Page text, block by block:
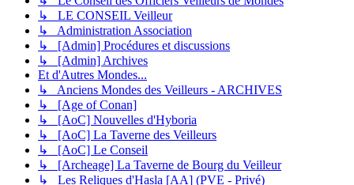
↳ LE CONSEIL Veilleur
↳ Administration Association
↳ [Admin] Procédures et discussions
↳ [Admin] Archives
Et d'Autres Mondes...
↳ Anciens Mondes des Veilleurs - ARCHIVES
↳ [Age of Conan]
↳ [AoC] Nouvelles d'Hyboria
↳ [AoC] La Taverne des Veilleurs
↳ [AoC] Le Conseil
↳ [Archeage] La Taverne de Bourg du Veilleur
↳ Les Reliques d'Hasla [AA] (PVE - Privé)